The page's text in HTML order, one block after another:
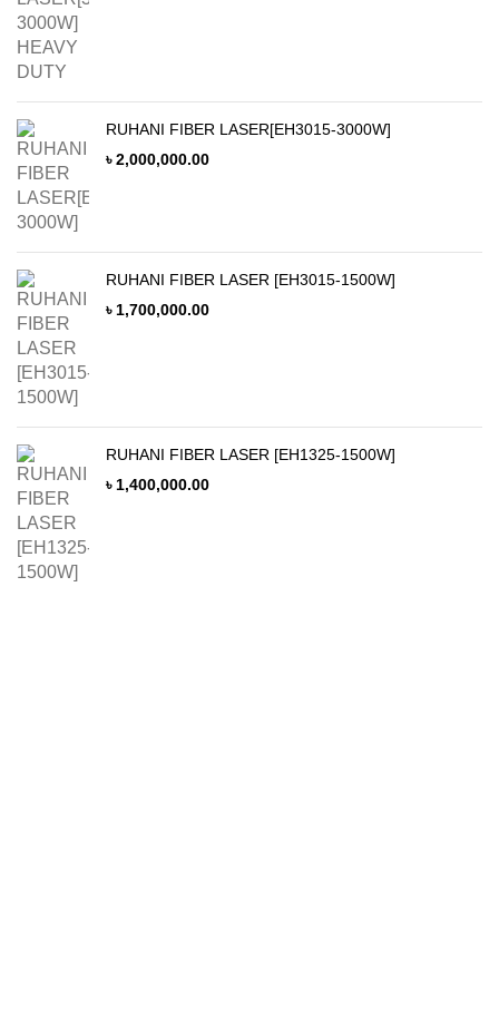
RUHANI FIBER LASER[EH3015-3000W]
৳2,000,000.00
RUHANI FIBER LASER [EH3015-1500W]
৳1,700,000.00
RUHANI FIBER LASER [EH1325-1500W]
৳1,400,000.00